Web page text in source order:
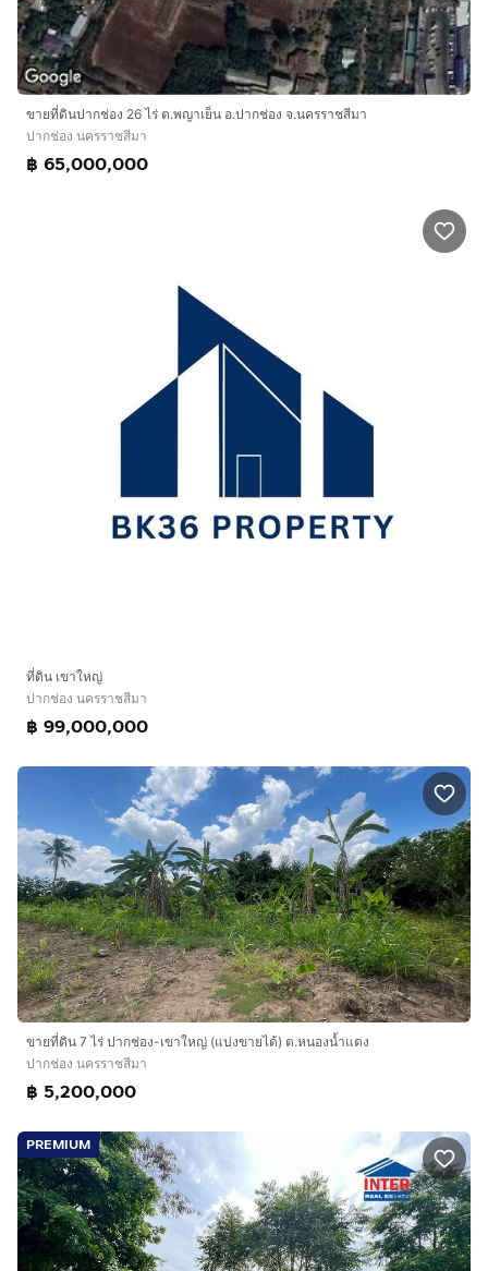
ขายที่ดินปากช่อง 26 ไร่ ต.พญาเย็น อ.ปากช่อง จ.นครราชสีมา
ปากช่อง นครราชสีมา
฿ 65,000,000
ที่ดิน เขาใหญ่
ปากช่อง นครราชสีมา
฿ 99,000,000
ขายที่ดิน 7 ไร่ ปากช่อง-เขาใหญ่ (แบ่งขายได้) ต.หนองน้ำแดง
ปากช่อง นครราชสีมา
฿ 5,200,000
PREMIUM